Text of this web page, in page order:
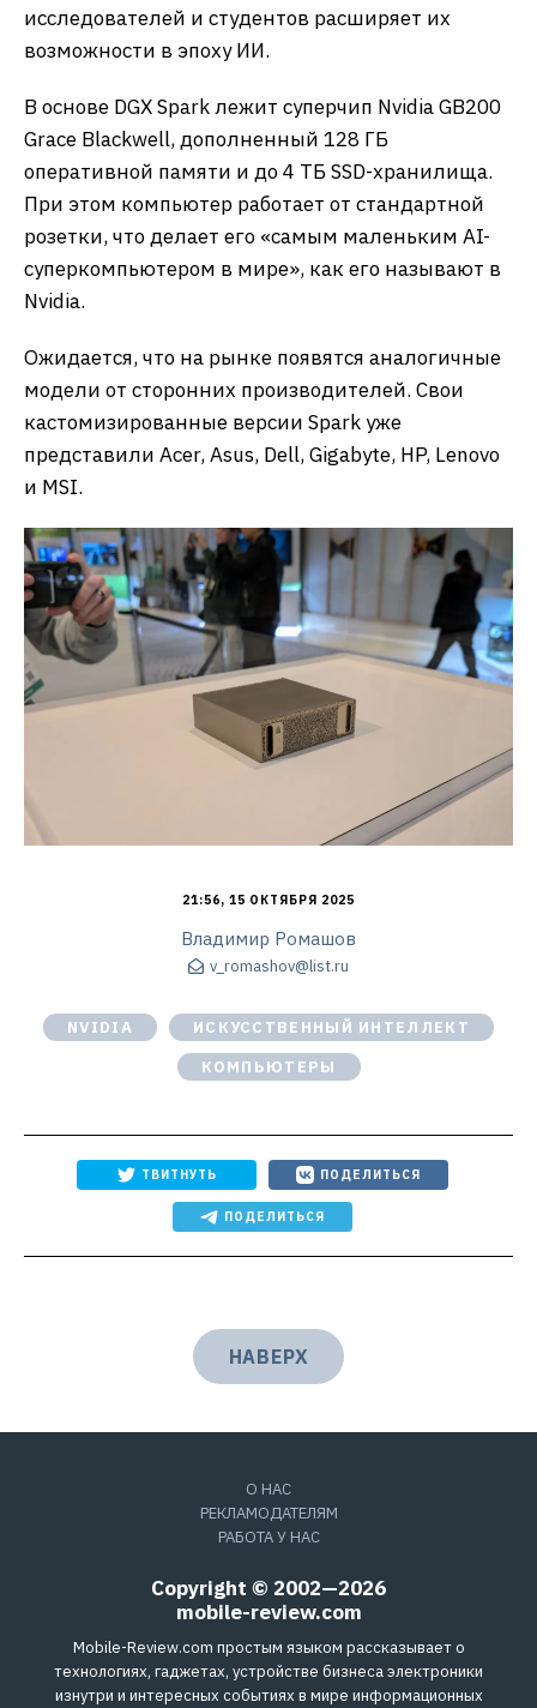
исследователей и студентов расширяет их
возможности в эпоху ИИ.
​В основе DGX Spark лежит суперчип Nvidia GB200
Grace Blackwell, дополненный 128 ГБ
оперативной памяти и до 4 ТБ SSD-хранилища.
При этом компьютер работает от стандартной
розетки, что делает его «самым маленьким AI-
суперкомпьютером в мире», как его называют в
Nvidia.
​Ожидается, что на рынке появятся аналогичные
модели от сторонних производителей. Свои
кастомизированные версии Spark уже
представили Acer, Asus, Dell, Gigabyte, HP, Lenovo
и MSI.
21:56, 15 ОКТЯБРЯ 2025
Владимир Ромашов
v_romashov@list.ru
NVIDIA
ИСКУССТВЕННЫЙ ИНТЕЛЛЕКТ
КОМПЬЮТЕРЫ
ТВИТНУТЬ ПОДЕЛИТЬСЯ
ПОДЕЛИТЬСЯ
НАВЕРХ
О НАС
РЕКЛАМОДАТЕЛЯМ
РАБОТА У НАС
Copyright © 2002—2026
mobile-review.com
Mobile-Review.com простым языком рассказывает о
технологиях, гаджетах, устройстве бизнеса электроники
изнутри и интересных событиях в мире информационных